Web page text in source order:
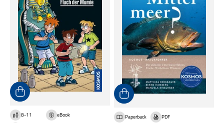
8-11
eBook
Paperback PDF